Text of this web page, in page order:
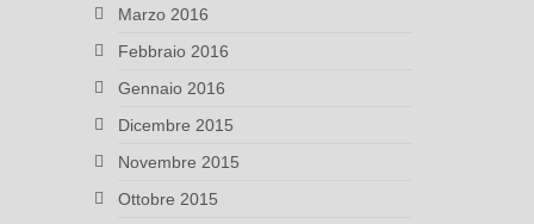
Marzo 2016
Febbraio 2016
Gennaio 2016
Dicembre 2015
Novembre 2015
Ottobre 2015